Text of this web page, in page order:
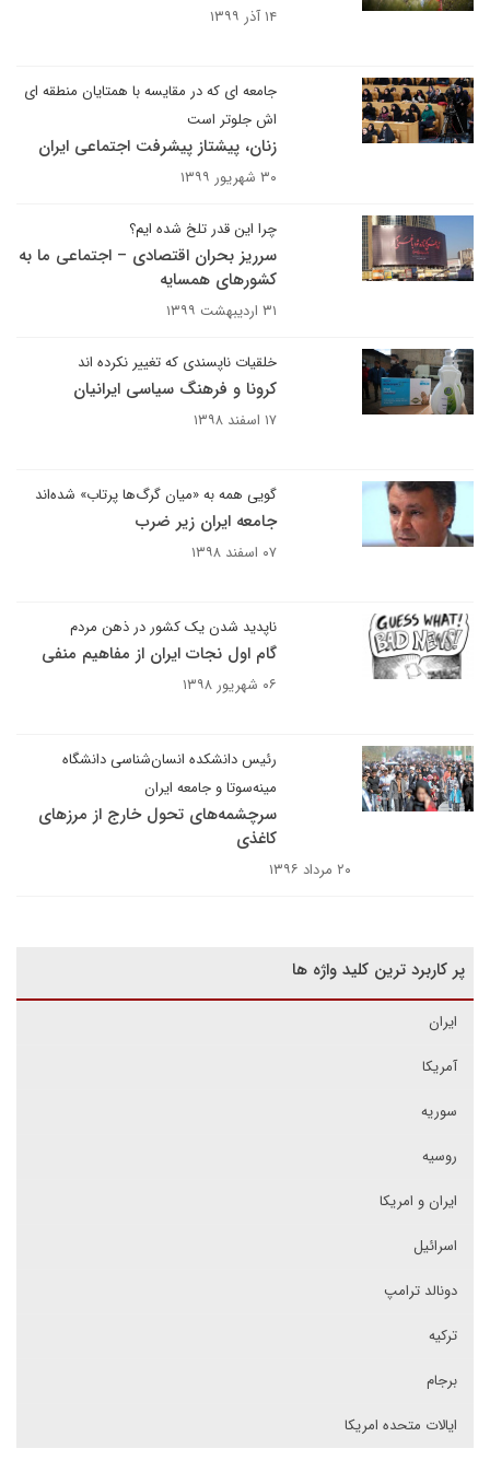
۱۴ آذر ۱۳۹۹
جامعه ای که در مقایسه با همتایان منطقه ای
اش جلوتر است
زنان، پیشتاز پیشرفت اجتماعی ایران
۳۰ شهریور ۱۳۹۹
چرا این قدر تلخ شده ایم؟
سرریز بحران اقتصادی – اجتماعی ما به
کشورهای همسایه
۳۱ اردیبهشت ۱۳۹۹
خلقیات ناپسندی که تغییر نکرده اند
کرونا و فرهنگ سیاسی ایرانیان
۱۷ اسفند ۱۳۹۸
گویی همه به «میان گرگ‌ها پرتاب» شده‌اند
جامعه ایران زیر ضرب
۰۷ اسفند ۱۳۹۸
ناپدید شدن یک کشور در ذهن مردم
گام اول نجات ایران از مفاهیم منفی
۰۶ شهریور ۱۳۹۸
رئیس دانشکده انسان‌شناسی دانشگاه
مینه‌سوتا و جامعه ایران
سرچشمه‌های تحول خارج از مرزهای
کاغذی
۲۰ مرداد ۱۳۹۶
پر کاربرد ترین کلید واژه ها
ایران
آمریکا
سوریه
روسیه
ایران و امریکا
اسرائیل
دونالد ترامپ
ترکیه
برجام
ایالات متحده امریکا